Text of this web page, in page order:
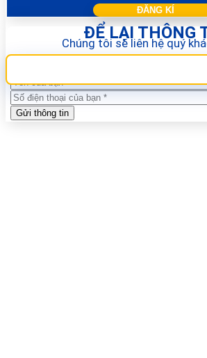
ĐỂ LẠI THÔNG
Chúng tôi sẽ liên hệ quý